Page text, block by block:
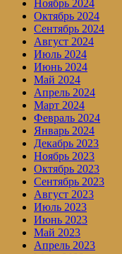
Ноябрь 2024
Октябрь 2024
Сентябрь 2024
Август 2024
Июль 2024
Июнь 2024
Май 2024
Апрель 2024
Март 2024
Февраль 2024
Январь 2024
Декабрь 2023
Ноябрь 2023
Октябрь 2023
Сентябрь 2023
Август 2023
Июль 2023
Июнь 2023
Май 2023
Апрель 2023